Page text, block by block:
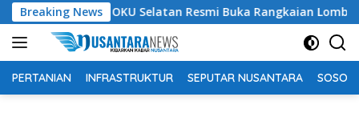
Langsung
ke
konten
Breaking News
Bupati OKU Selatan Resmi Buka Rangkaian Lomba
PERTANIAN INFRASTRUKTUR SEPUTAR NUSANTARA SOSOK